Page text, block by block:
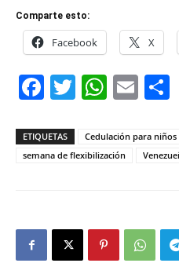
Comparte esto:
Facebook X
Facebook
Twitter
ETIQUETAS Cedulación para niños
semana de flexibilización